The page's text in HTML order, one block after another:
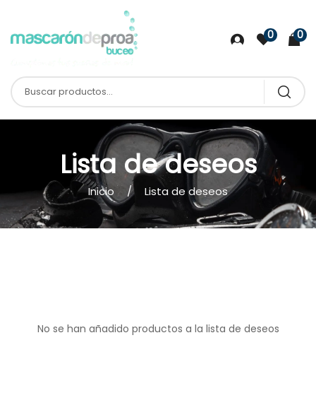
0 0
Lista de deseos
Inicio Lista de deseos
No se han añadido productos a la lista de deseos